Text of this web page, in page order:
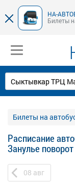
НА-
Билеты
Билеты на
Расписание
Занулье поворот
08 авг